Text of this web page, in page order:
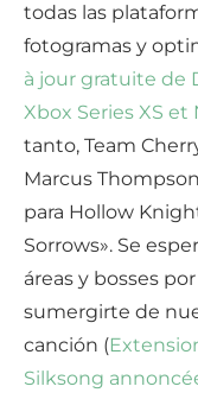
todas las
fotogramas y
à jour gratuite de
Xbox Series XS
tanto, Team
Marcus
para Hollow
Sorrows». Se
áreas y bosses
sumergirte de
canción (
Silksong